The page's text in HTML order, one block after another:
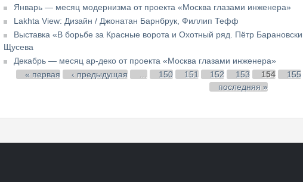
Январь — месяц модернизма от проекта «Москва глазами инженера»
Lakhta View: Дизайн / Джонатан Барнбрук, Филлип Тефф
Выставка «В борьбе за Красные ворота и Охотный ряд. Пётр
Щусева
Декабрь — месяц ар-деко от проекта «Москва глазами инженера»
Страницы
« первая ‹ предыдущая 150 151 152 153 154 155
последняя »